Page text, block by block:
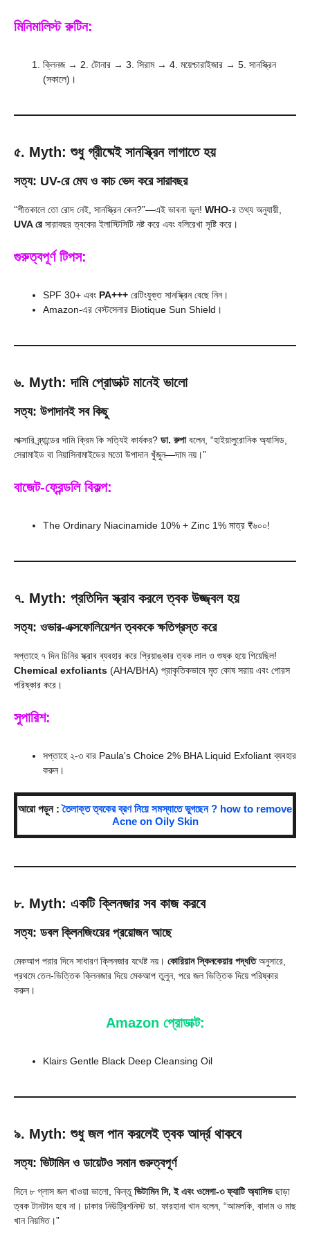
মিনিমালিস্ট রুটিন:
ক্লিনজ → 2. টোনার → 3. সিরাম → 4. ময়েশ্চারাইজার → 5. সানস্ক্রিন
(সকালে)।
৫. Myth: শুধু গ্রীষ্মেই সানস্ক্রিন লাগাতে হয়
সত্য: UV-রে মেঘ ও কাচ ভেদ করে সারাবছর
“শীতকালে তো রোদ নেই, সানস্ক্রিন কেন?”—এই ভাবনা ভুল! WHO-র তথ্য অনুযায়ী,
UVA রে সারাবছর ত্বকের ইলাস্টিসিটি নষ্ট করে এবং বলিরেখা সৃষ্টি করে।
গুরুত্বপূর্ণ টিপস:
SPF 30+ এবং PA+++ রেটিংযুক্ত সানস্ক্রিন বেছে নিন।
Amazon-এর বেস্টসেলার Biotique Sun Shield।
৬. Myth: দামি প্রোডাক্ট মানেই ভালো
সত্য: উপাদানই সব কিছু
লাক্সারি ব্র্যান্ডের দামি ক্রিম কি সত্যিই কার্যকর? ডা. রুপাবলেন, “হাইয়ালুরোনিক অ্যাসিড,
সেরামাইড বা নিয়াসিনামাইডের মতো উপাদান খুঁজুন—দাম নয়।”
বাজেট-ফ্রেন্ডলি বিকল্প:
The Ordinary Niacinamide 10% + Zinc 1% মাত্র ₹৬০০!
৭. Myth: প্রতিদিন স্ক্রাব করলে ত্বক উজ্জ্বল হয়
সত্য: ওভার-এক্সফোলিয়েশন ত্বককে ক্ষতিগ্রস্ত করে
সপ্তাহে ৭ দিন চিনির স্ক্রাব ব্যবহার করে প্রিয়াঙ্কার ত্বক লাল ও শুষ্ক হয়ে গিয়েছিল!
Chemical exfoliants (AHA/BHA) প্রাকৃতিকভাবে মৃত কোষ সরায় এবং পোরস
পরিষ্কার করে।
সুপারিশ:
সপ্তাহে ২-৩ বার Paula's Choice 2% BHA Liquid Exfoliant ব্যবহার
করুন।
আরো পড়ুন :তৈলাক্ত ত্বকের ব্রণ নিয়ে সমস্যাতে ভুগছেন ? how to remove
Acne on Oily Skin
৮. Myth: একটি ক্লিনজার সব কাজ করবে
সত্য: ডবল ক্লিনজিংয়ের প্রয়োজন আছে
মেকআপ পরার দিনে সাধারণ ক্লিনজার যথেষ্ট নয়। কোরিয়ান স্কিনকেয়ার পদ্ধতিঅনুসারে,
প্রথমে তেল-ভিত্তিক ক্লিনজার দিয়ে মেকআপ তুলুন, পরে জল ভিত্তিক দিয়ে পরিষ্কার
করুন।
Amazon প্রোডাক্ট:
Klairs Gentle Black Deep Cleansing Oil
৯. Myth: শুধু জল পান করলেই ত্বক আর্দ্র থাকবে
সত্য: ভিটামিন ও ডায়েটও সমান গুরুত্বপূর্ণ
দিনে ৮ গ্লাস জল খাওয়া ভালো, কিন্তুভিটামিন সি, ই এবং ওমেগা-৩ ফ্যাটি অ্যাসিডছাড়া
ত্বক টানটান হবে না। ঢাকার নিউট্রিশনিস্ট ডা. ফারহানা খান বলেন, “আমলকি, বাদাম ও মাছ
খান নিয়মিত।”